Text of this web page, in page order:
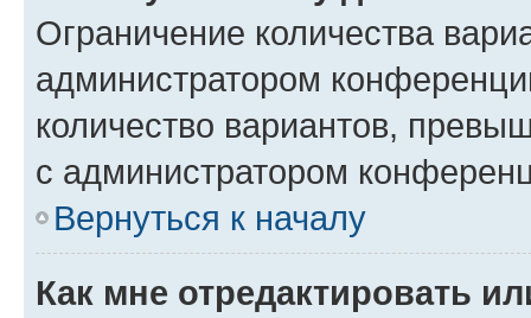
Ограничение количества
администратором
количество вариантов,
с администратором
Вернуться к началу
Как мне отредактировать